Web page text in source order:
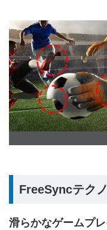
FreeSyncテク
滑らかなゲームプレ